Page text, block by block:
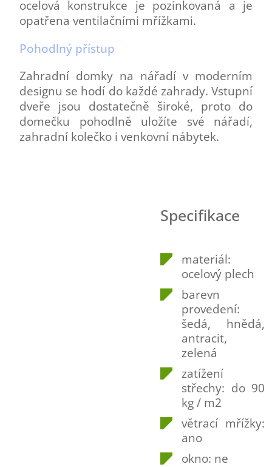
ocelová konstrukce je pozinkovaná a je
opatřena ventilačními mřížkami.
Pohodlný přístup
Zahradní domky na nářadí v moderním
designu se hodí do každé zahrady. Vstupní
dveře jsou dostatečně široké, proto do
domečku pohodlně uložíte své nářadí,
zahradní kolečko i venkovní nábytek.
Specifikace
materiál:
ocelový plech
barevn
provedení:
šedá, hnědá,
antracit,
zelená
zatížení
střechy: do 90
kg / m2
větrací mřížky:
ano
okno: ne